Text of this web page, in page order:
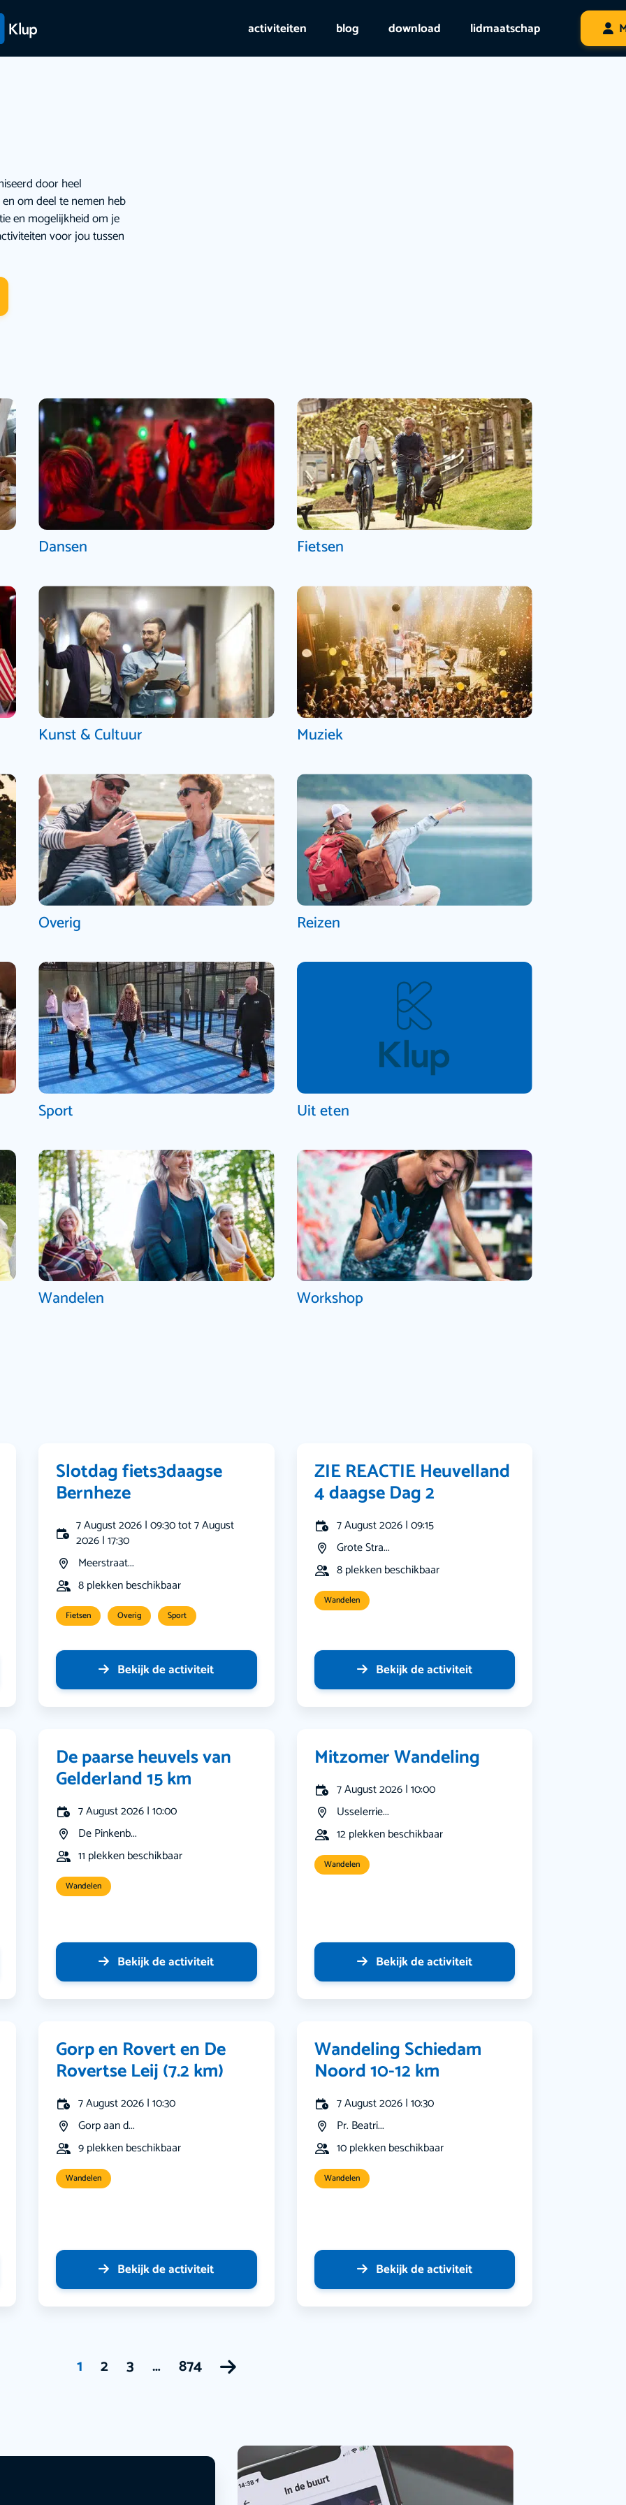
activiteiten blog download lidmaatschap
door heel
om deel te nemen heb
en mogelijkheid om je
voor jou tussen
Dansen Fietsen
Kunst & Cultuur Muziek
Overig Reizen
Sport Uit eten
Wandelen Workshop
Slotdag fiets3daagse
Bernheze
7 August 2026 | 09:30 tot 7 August
2026 | 17:30
Meerstraat...
8 plekken beschikbaar
Fietsen Overig Sport
Bekijk de activiteit
ZIE REACTIE Heuvelland
4 daagse Dag 2
7 August 2026 | 09:15
Grote Stra...
8 plekken beschikbaar
Wandelen
Bekijk de activiteit
De paarse heuvels van
Gelderland 15 km
7 August 2026 | 10:00
De Pinkenb...
11 plekken beschikbaar
Wandelen
Bekijk de activiteit
Mitzomer Wandeling
7 August 2026 | 10:00
Usselerrie...
12 plekken beschikbaar
Wandelen
Bekijk de activiteit
Gorp en Rovert en De
Rovertse Leij (7.2 km)
7 August 2026 | 10:30
Gorp aan d...
9 plekken beschikbaar
Wandelen
Bekijk de activiteit
Wandeling Schiedam
Noord 10-12 km
7 August 2026 | 10:30
Pr. Beatri...
10 plekken beschikbaar
Wandelen
Bekijk de activiteit
1 2 3 … 874